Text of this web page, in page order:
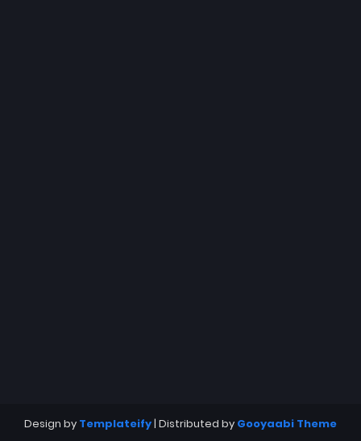
Design by Templateify | Distributed by Gooyaabi Theme